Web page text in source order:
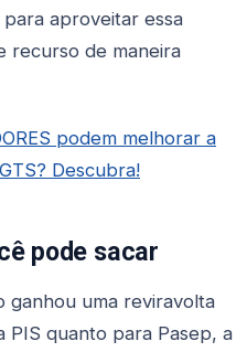
aproveitar essa
recurso de maneira
podem melhorar a
Descubra!
pode sacar
ganhou uma reviravolta
quanto para Pasep, a